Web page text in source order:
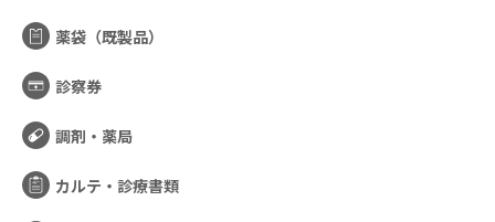
薬袋（既製品）
診察券
調剤・薬局
カルテ・診療書類